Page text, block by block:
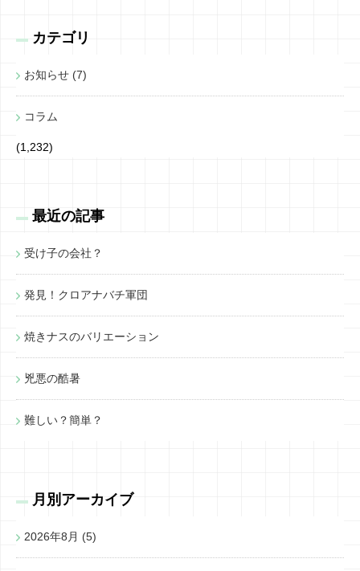
カテゴリ
お知らせ (7)
コラム
(1,232)
最近の記事
受け子の会社？
発見！クロアナバチ軍団
焼きナスのバリエーション
兇悪の酷暑
難しい？簡単？
月別アーカイブ
2026年8月 (5)